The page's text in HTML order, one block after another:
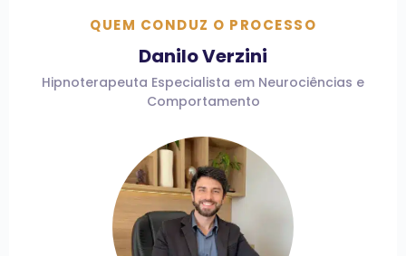
QUEM CONDUZ O PROCESSO
Danilo Verzini
Hipnoterapeuta Especialista em Neurociências e
Comportamento